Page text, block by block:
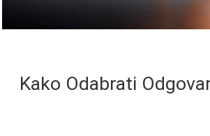
Kako Odabrati